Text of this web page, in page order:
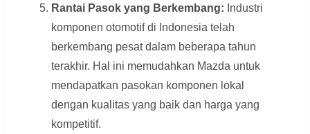
Rantai Pasok yang Berkembang: Industri
komponen otomotif di Indonesia telah
berkembang pesat dalam beberapa tahun
terakhir. Hal ini memudahkan Mazda untuk
mendapatkan pasokan komponen lokal
dengan kualitas yang baik dan harga yang
kompetitif.